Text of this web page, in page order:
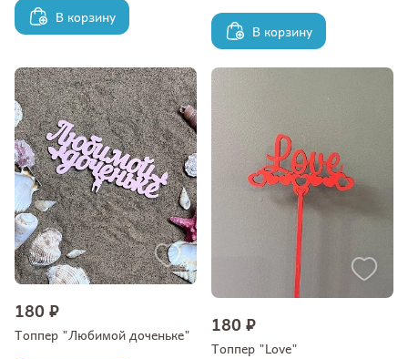
В корзину
В корзину
180 ₽
Топпер "Любимой доченьке" 180 ₽
Топпер "Love"